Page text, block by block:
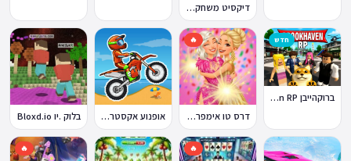
דיקסיט משחק Dixit
חדש
ברוקהייבן Brookhaven RP
🔥
דרס טו אימפרס Dress To Impress אופנוע אקסטרים Moto X3M בלוק .יו Bloxd.io
🔥
🔥